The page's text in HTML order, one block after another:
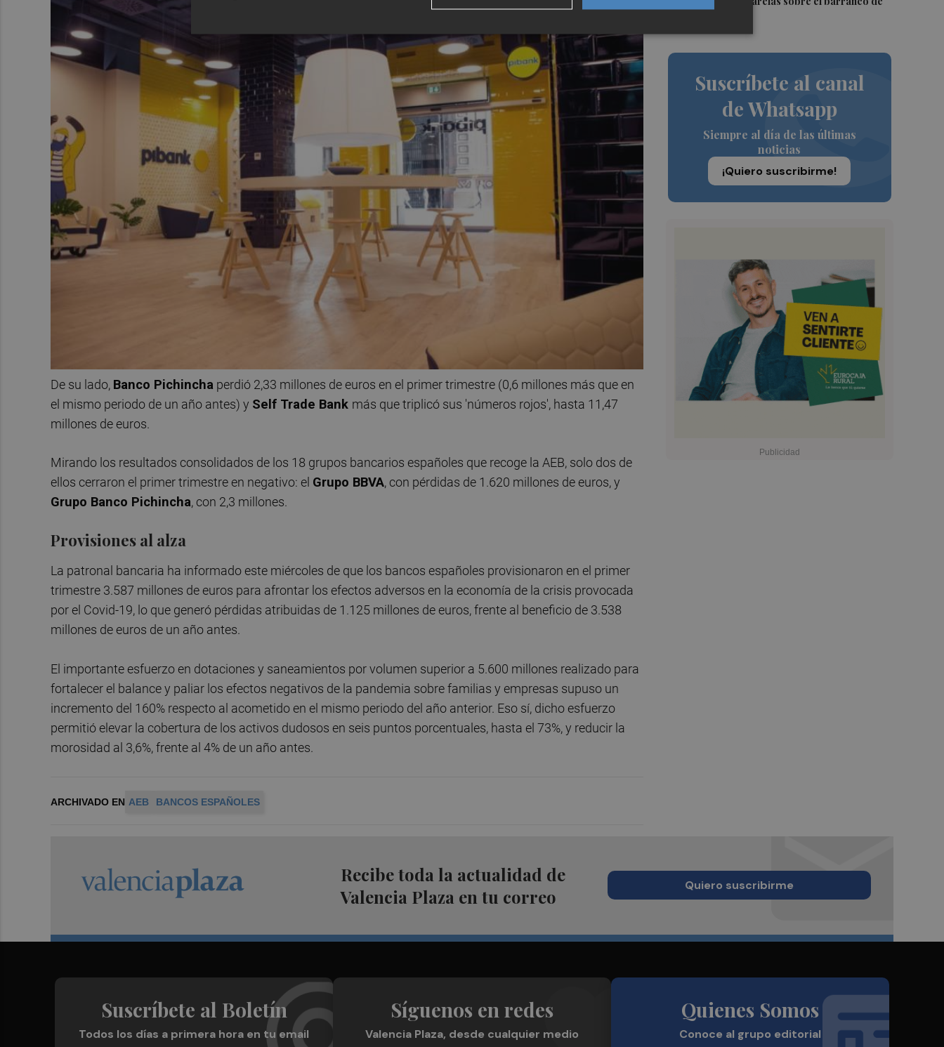
Suscríbete al canal
de Whatsapp
Siempre al día de las últimas
noticias
¡Quiero suscribirme!
De su lado, Banco Pichincha perdió 2,33 millones de euros en el primer trimestre (0,6 millones más que en
el mismo periodo de un año antes) y Self Trade Bank más que triplicó sus 'números rojos', hasta 11,47
millones de euros.
Mirando los resultados consolidados de los 18 grupos bancarios españoles que recoge la AEB, solo dos de
ellos cerraron el primer trimestre en negativo: el Grupo BBVA, con pérdidas de 1.620 millones de euros, y
Grupo Banco Pichincha, con 2,3 millones.
Provisiones al alza
La patronal bancaria ha informado este miércoles de que los bancos españoles provisionaron en el primer
trimestre 3.587 millones de euros para afrontar los efectos adversos en la economía de la crisis provocada
por el Covid-19, lo que generó pérdidas atribuidas de 1.125 millones de euros, frente al beneficio de 3.538
millones de euros de un año antes.
El importante esfuerzo en dotaciones y saneamientos por volumen superior a 5.600 millones realizado para
fortalecer el balance y paliar los efectos negativos de la pandemia sobre familias y empresas supuso un
incremento del 160% respecto al acometido en el mismo periodo del año anterior. Eso sí, dicho esfuerzo
permitió elevar la cobertura de los activos dudosos en seis puntos porcentuales, hasta el 73%, y reducir la
morosidad al 3,6%, frente al 4% de un año antes.
ARCHIVADO EN AEB BANCOS ESPAÑOLES
Recibe toda la actualidad de
Valencia Plaza en tu correo
Quiero suscribirme
Suscríbete al Boletín
Todos los días a primera hora en tu email
Síguenos en redes
Valencia Plaza, desde cualquier medio
Quienes Somos
Conoce al grupo editorial